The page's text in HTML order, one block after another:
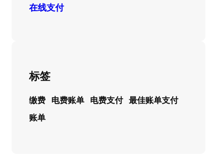
在线支付
标签
缴费 电费账单 电费支付 最佳账单支付
账单